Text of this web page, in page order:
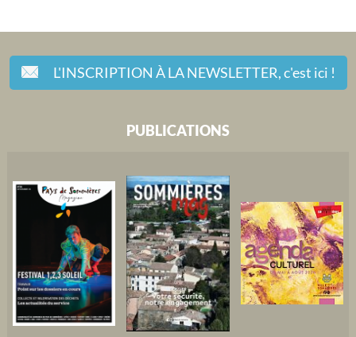
L'INSCRIPTION À LA NEWSLETTER,c'est ici !
PUBLICATIONS